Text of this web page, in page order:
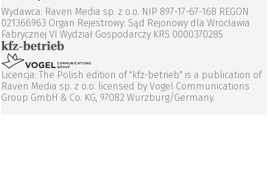
Wydawca: Raven Media sp. z o.o. NIP 897-17-67-168 REGON
021366963 Organ Rejestrowy: Sąd Rejonowy dla Wrocławia
Fabrycznej VI Wydział Gospodarczy KRS 0000370285
Licencja: The Polish edition of "kfz-betrieb" is a publication of
Raven Media sp. z o.o. licensed by Vogel Communications
Group GmbH & Co. KG, 97082 Wurzburg/Germany.